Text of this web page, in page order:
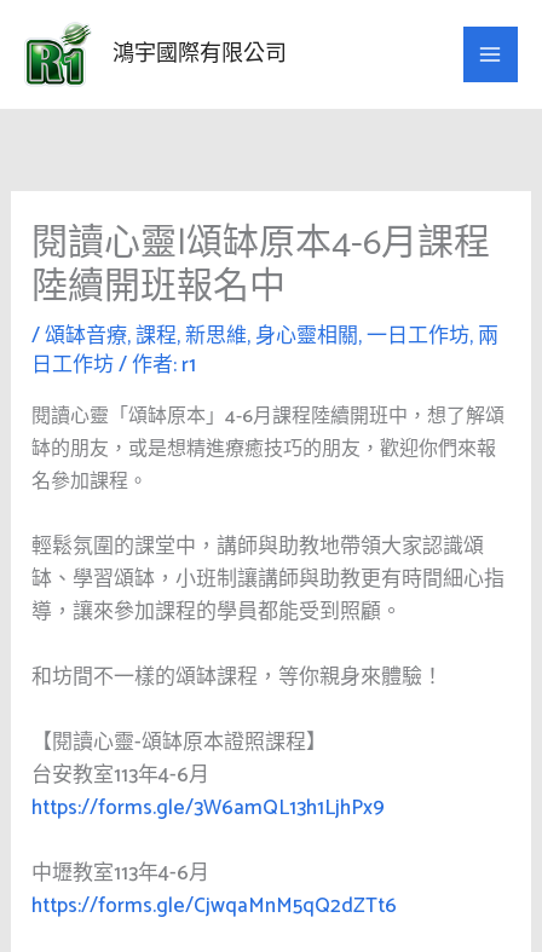
要
鴻宇國際有限公司
閱讀心靈|頌缽原本4-6月課程
陸續開班報名中
/頌缽音療,課程,新思維,身心靈相關,一日工作坊,兩
日工作坊/ 作者:r1
閱讀心靈「頌缽原本」4-6月課程陸續開班中，想了解頌
缽的朋友，或是想精進療癒技巧的朋友，歡迎你們來報
名參加課程。
輕鬆氛圍的課堂中，講師與助教地帶領大家認識頌
缽、學習頌缽，小班制讓講師與助教更有時間細心指
導，讓來參加課程的學員都能受到照顧。
和坊間不一樣的頌缽課程，等你親身來體驗！
【閱讀心靈-頌缽原本證照課程】
台安教室113年4-6月
https://forms.gle/3W6amQL13h1LjhPx9
中壢教室113年4-6月
https://forms.gle/CjwqaMnM5qQ2dZTt6